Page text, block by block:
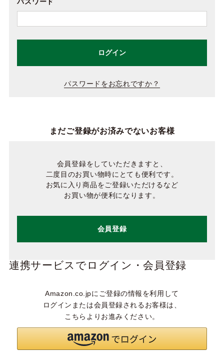
ログイン
パスワードをお忘れですか？
まだご登録がお済みでないお客様
会員登録をしていただきますと、
二度目のお買い物時にとても便利です。
お気に入り商品をご登録いただけるなど
お買い物が便利になります。
会員登録
連携サービスでログイン・会員登録
Amazon.co.jpにご登録の情報を利用して
ログインまたは会員登録されるお客様は、
こちらよりお進みください。